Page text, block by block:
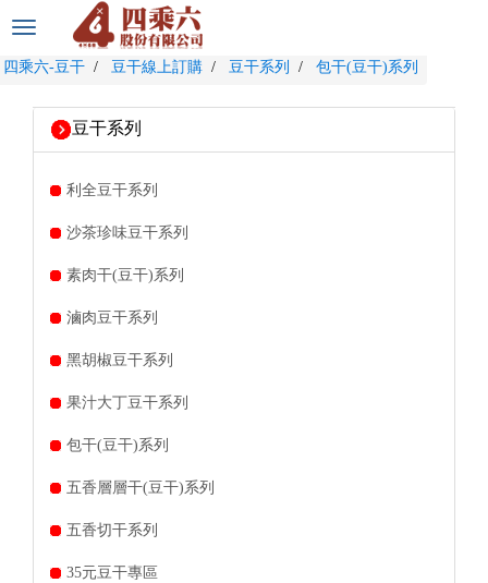
選
切
四乘六-豆干 豆干線上訂購 豆干系列 包干(豆干)系列
豆干系列
利全豆干系列
沙茶珍味豆干系列
素肉干(豆干)系列
滷肉豆干系列
黑胡椒豆干系列
果汁大丁豆干系列
包干(豆干)系列
五香層層干(豆干)系列
五香切干系列
35元豆干專區